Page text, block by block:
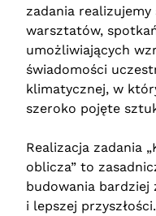
zadania
warsztatów,
umożliwiających
świadomości
klimatycznej, w
szeroko pojęte
Realizacja zadania
oblicza” to
budowania bardziej
i lepszej